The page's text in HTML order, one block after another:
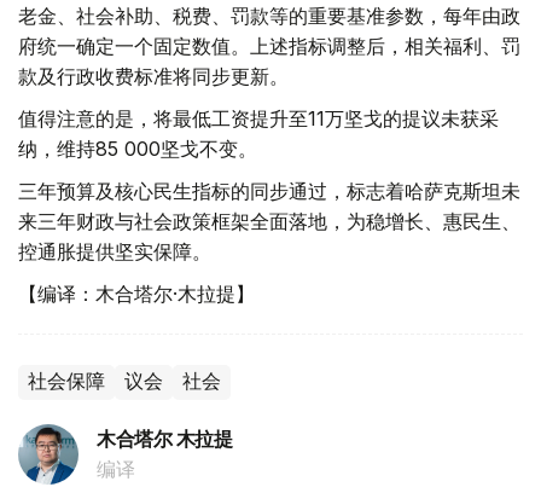
老金、社会补助、税费、罚款等的重要基准参数，每年由政
府统一确定一个固定数值。上述指标调整后，相关福利、罚
款及行政收费标准将同步更新。
值得注意的是，将最低工资提升至11万坚戈的提议未获采
纳，维持85 000坚戈不变。
三年预算及核心民生指标的同步通过，标志着哈萨克斯坦未
来三年财政与社会政策框架全面落地，为稳增长、惠民生、
控通胀提供坚实保障。
【编译：木合塔尔·木拉提】
社会保障 议会 社会
木合塔尔 木拉提
编译